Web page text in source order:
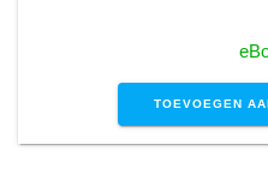
TOEVOEGEN